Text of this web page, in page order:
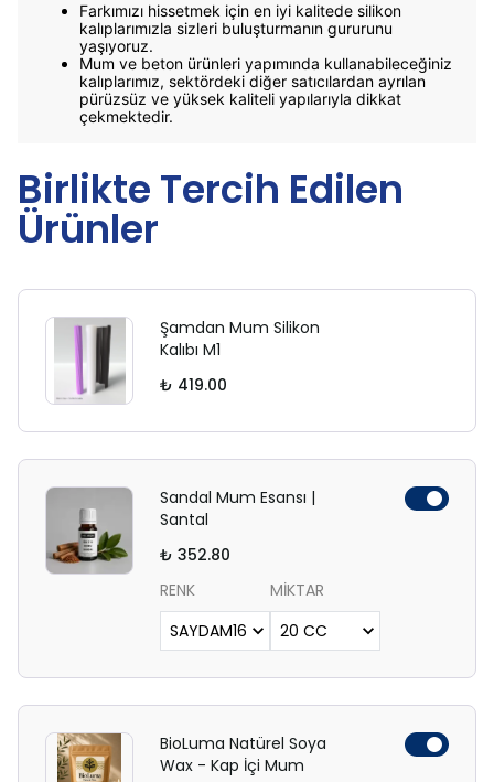
Farkımızı hissetmek için en iyi kalitede silikon
kalıplarımızla sizleri buluşturmanın gururunu
yaşıyoruz.
Mum ve beton ürünleri yapımında kullanabileceğiniz
kalıplarımız, sektördeki diğer satıcılardan ayrılan
pürüzsüz ve yüksek kaliteli yapılarıyla dikkat
çekmektedir.
Birlikte Tercih Edilen
Ürünler
Şamdan Mum Silikon
Kalıbı M1
₺ 419.00
Sandal Mum Esansı |
Santal
₺ 352.80
RENK
MİKTAR
BioLuma Natürel Soya
Wax - Kap İçi Mum